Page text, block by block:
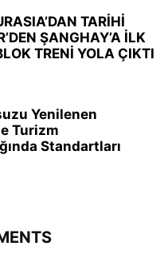
TARİHİ
ŞANGHAY’A İLK
TRENİ YOLA ÇIKTI
Yenilenen
Turizm
Standartları